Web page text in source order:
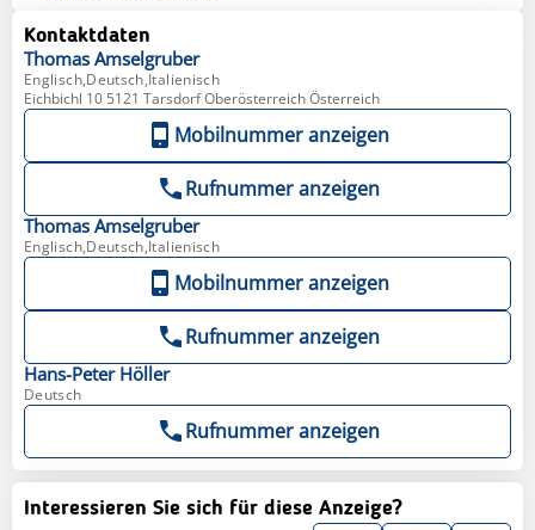
Kontaktdaten
Thomas Amselgruber
Englisch,Deutsch,Italienisch
Eichbichl 10 5121 Tarsdorf Oberösterreich Österreich
Mobilnummer anzeigen
Rufnummer anzeigen
Thomas Amselgruber
Englisch,Deutsch,Italienisch
Mobilnummer anzeigen
Rufnummer anzeigen
Hans-Peter Höller
Deutsch
Rufnummer anzeigen
Interessieren Sie sich für diese Anzeige?